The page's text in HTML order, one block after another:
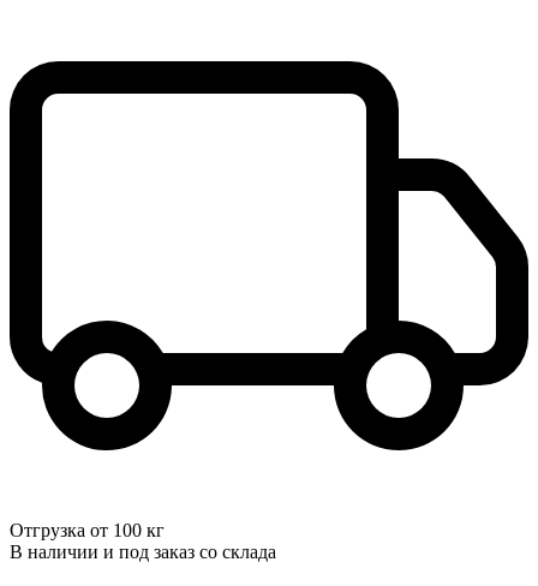
Отгрузка от 100 кг
В наличии и под заказ со склада